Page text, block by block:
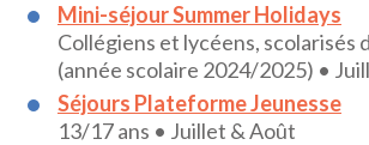
Mini-séjour Summer Holidays
Collégiens et lycéens, scolarisés
(année scolaire 2024/2025) •
Séjours Plateforme Jeunesse
13/17 ans • Juillet & Août